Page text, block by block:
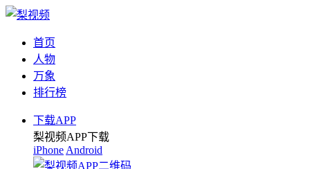
首页
人物
万象
排行榜
下载APP
梨视频APP下载
iPhone Android